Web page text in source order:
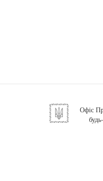
Офіс